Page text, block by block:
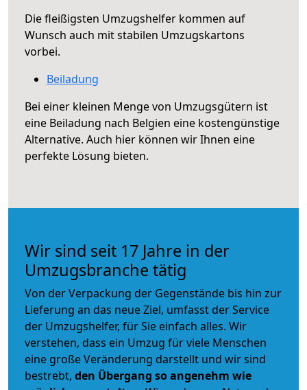
Die fleißigsten Umzugshelfer kommen auf
Wunsch auch mit stabilen Umzugskartons
vorbei.
Beiladung
Bei einer kleinen Menge von Umzugsgütern ist
eine Beiladung nach Belgien eine kostengünstige
Alternative. Auch hier können wir Ihnen eine
perfekte Lösung bieten.
Wir sind seit 17 Jahre in der
Umzugsbranche tätig
Von der Verpackung der Gegenstände bis hin zur
Lieferung an das neue Ziel, umfasst der Service
der Umzugshelfer, für Sie einfach alles. Wir
verstehen, dass ein Umzug für viele Menschen
eine große Veränderung darstellt und wir sind
bestrebt, den Übergang so angenehm wie